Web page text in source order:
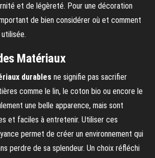
et de légèreté. Pour une décoration
de bien considérer où et comment
Matériaux
durables ne signifie pas sacrifier
comme le lin, le coton bio ou encore le
une belle apparence, mais sont
et faciles à entretenir. Utiliser ces
permet de créer un environnement qui
perdre de sa splendeur. Un choix réfléchi